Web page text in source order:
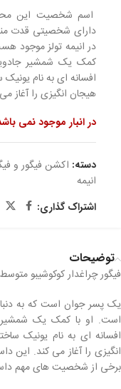
اسم شخصیت این
دارای شخصیتی قدت
در انیمه تولز موجود
کمک یک شمشیر
افسانه ای به نام
هیجان انگیزی را آغاز
در انبار موجود نمی
دسته: اکشن فیگور و
انیمه
اشتراک گذاری:
توضیحات
فیگور چراغدار کوکوشیبو متوسط
یک پسر جوان است که به
است. او با کمک یک شمشیر
افسانه ای به نام یونیک
انگیزی را آغاز می کند. این
برخی از شخصیت های مهم